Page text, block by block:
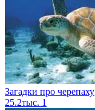
Загадки про черепаху
25.2тыс. 1